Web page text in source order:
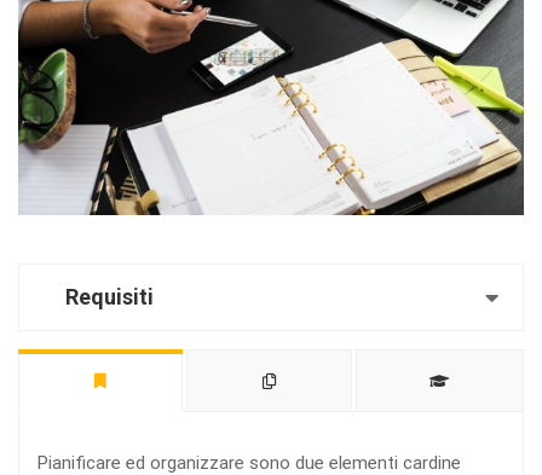
Requisiti
Pianificare ed organizzare sono due elementi cardine